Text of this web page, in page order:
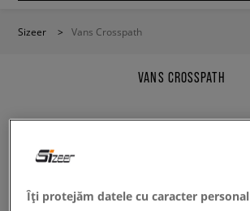
Sizeer > Vans Crosspath
VANS CROSSPATH
puține filtre.
Îți protejăm datele cu caracter personal